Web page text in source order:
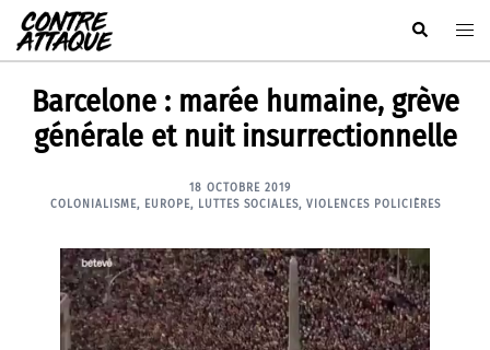
Aller
au
contenu
Rechercher
Barcelone : marée humaine, grève
générale et nuit insurrectionnelle
18 OCTOBRE 2019
COLONIALISME, EUROPE, LUTTES SOCIALES, VIOLENCES POLICIÈRES